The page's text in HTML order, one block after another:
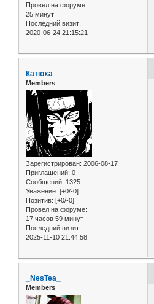
Провел на форуме:
25 минут
Последний визит:
2020-06-24 21:15:21
Катюха
Members
Зарегистрирован: 2006-08-17
Приглашений: 0
Сообщений: 1325
Уважение: [+0/-0]
Позитив: [+0/-0]
Провел на форуме:
17 часов 59 минут
Последний визит:
2025-11-10 21:44:58
_NesTea_
Members